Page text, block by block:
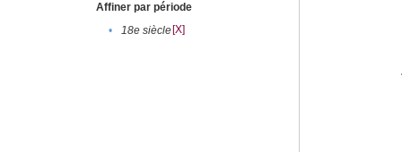
Affiner par période
•
18e siècle[X]